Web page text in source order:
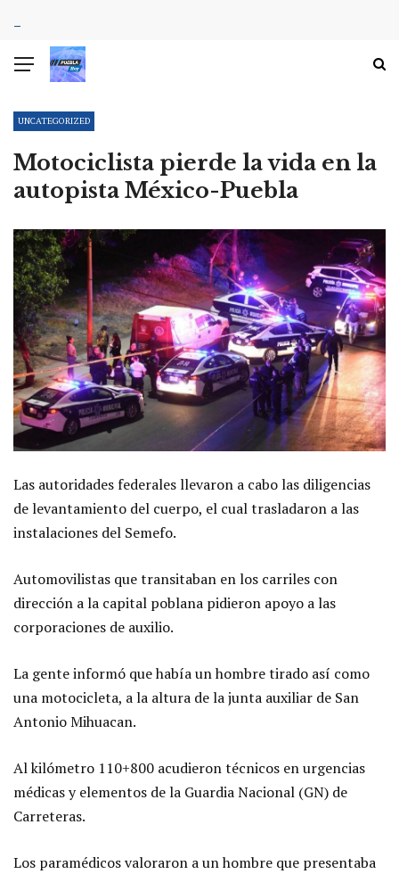
UNCATEGORIZED
Motociclista pierde la vida en la
autopista México-Puebla
Las autoridades federales llevaron a cabo las diligencias
de levantamiento del cuerpo, el cual trasladaron a las
instalaciones del Semefo.
Automovilistas que transitaban en los carriles con
dirección a la capital poblana pidieron apoyo a las
corporaciones de auxilio.
La gente informó que había un hombre tirado así como
una motocicleta, a la altura de la junta auxiliar de San
Antonio Mihuacan.
Al kilómetro 110+800 acudieron técnicos en urgencias
médicas y elementos de la Guardia Nacional (GN) de
Carreteras.
Los paramédicos valoraron a un hombre que presentaba